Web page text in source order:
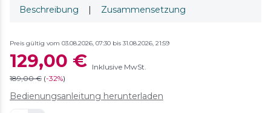
Beschreibung | Zusammensetzung
Preis gültig vom 03.08.2026, 07:30 bis 31.08.2026, 21:59
129,00 € Inklusive MwSt.
189,00 € (-32%)
Bedienungsanleitung herunterladen